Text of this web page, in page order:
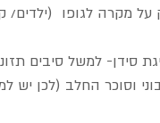
סידן- למשל סיבים